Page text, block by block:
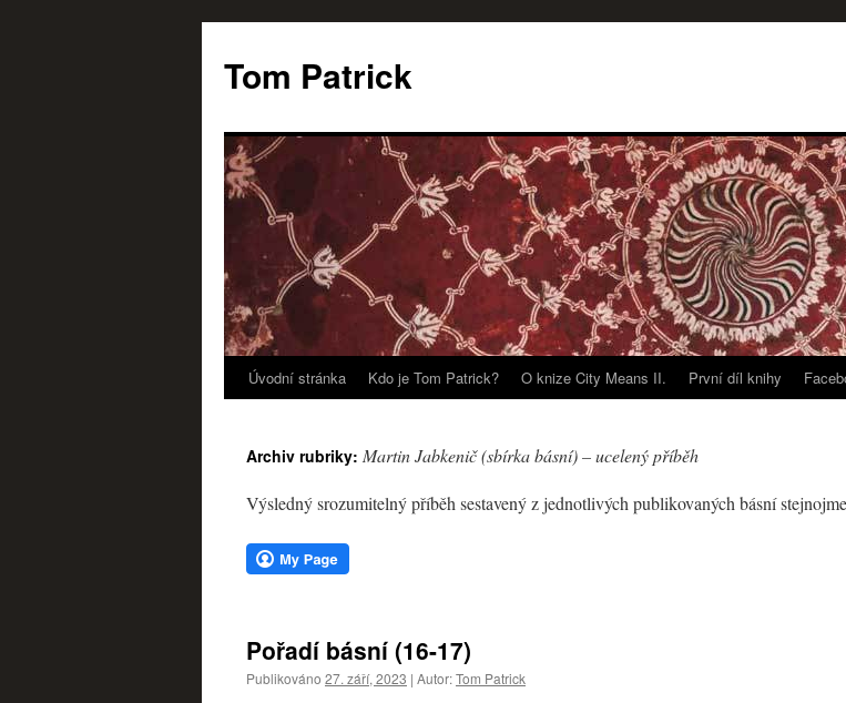
Tom Patrick
Přejít
obsahu
webu
Úvodní stránka Kdo je Tom Patrick? O knize City Means II. První díl knihy
Archiv rubriky: Martin Jabkenič (sbírka básní) – ucelený příběh
Výsledný srozumitelný příběh sestavený z jednotlivých publikovaných básní
Pořadí básní (16-17)
Publikováno 27. září, 2023 | Autor:Tom Patrick